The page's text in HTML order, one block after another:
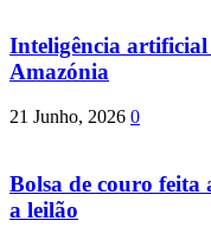
Inteligência artificial
Amazónia
21 Junho, 2026 0
Bolsa de couro feita
a leilão